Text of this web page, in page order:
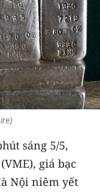
sáng 5/5,
giá bạc
Nội niêm yết